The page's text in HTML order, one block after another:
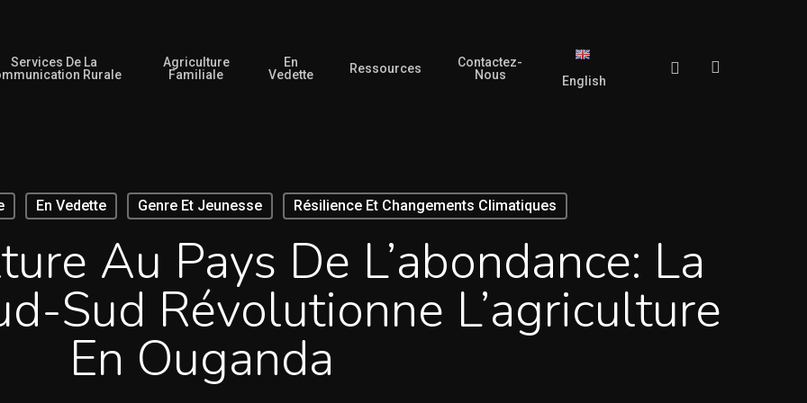
Services De La
Rurale
Agriculture
Familiale
En
Vedette
Ressources
Contactez-
Nous
English
Facebook
En Vedette Genre Et Jeunesse Résilience Et Changements Climatiques
Au Pays De L’abondance: La
Sud Révolutionne L’agriculture
En Ouganda